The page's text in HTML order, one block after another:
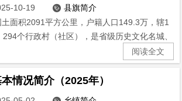
10-19  县旗简介
面积2091平方公里，户籍人口149.3万，辖1
个行政村（社区），是省级历史文化名城、
阅读全文
情况简介（2025年）